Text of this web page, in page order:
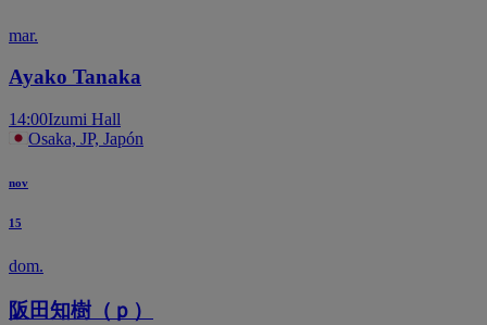
mar.
Ayako Tanaka
14:00Izumi Hall
Osaka, JP, Japón
nov
15
dom.
阪田知樹（ｐ）